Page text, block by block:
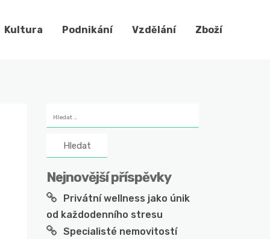
Kultura Podnikání Vzdělání Zboží
Nejnovější příspěvky
Privátní wellness jako únik
od každodenního stresu
Specialisté nemovitostí